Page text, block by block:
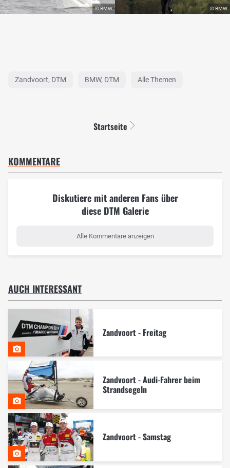
Zandvoort, DTM BMW, DTM Alle Themen
Startseite
KOMMENTARE
Diskutiere mit anderen Fans über
diese DTM Galerie
Alle Kommentare anzeigen
AUCH INTERESSANT
Zandvoort - Freitag
Zandvoort - Audi-Fahrer beim
Strandsegeln
Zandvoort - Samstag